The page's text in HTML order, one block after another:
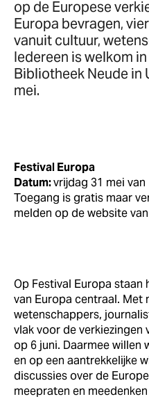
op de Europese
Europa bevragen,
vanuit cultuur,
Iedereen is welkom
Bibliotheek Neude in
mei.
Festival Europa
Datum:vrijdag 31 mei
Toegang is gratis maar
melden op de website van
Op Festival Europa
van Europa centraal. Met
wetenschappers,
vlak voor de verkiezingen
op 6 juni. Daarmee willen
en op een aantrekkelijke
discussies over de
meepraten en